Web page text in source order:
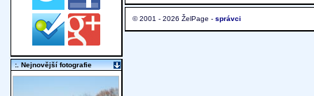
© 2001 - 2026 ŽelPage - správci
:. Nejnovější fotografie